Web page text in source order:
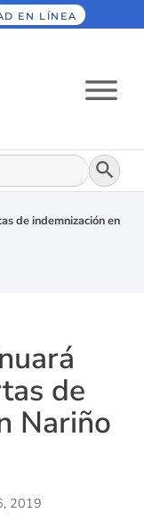
EN LÍNEA
Botón
de indemnización en
de
Nariño
2019